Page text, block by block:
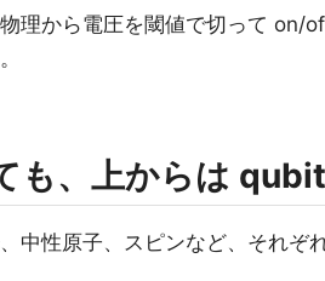
理から電圧を閾値で切って on/
も、上からは
中性原子、スピンなど、それぞ